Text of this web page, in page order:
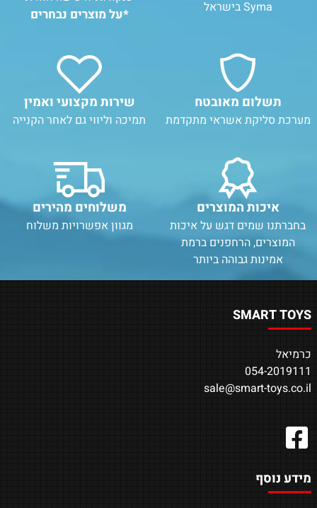
Syma בישראל
*על מוצרים נבחרים
תשלום מאובטח
מערכת סליקת אשראי מתקדמת
שירות מקצועי ואמין
תמיכה וליווי גם לאחר הקנייה
איכות המוצרים
בחברתנו שמים דגש על איכות
המוצרים, הרחפנים ברמת
אמינות גבוהה ביותר
משלוחים מהירים
מגוון אפשרויות משלוח
SMART TOYS
כרמיאל
054-2019111
sale@smart-toys.co.il
מידע נוסף